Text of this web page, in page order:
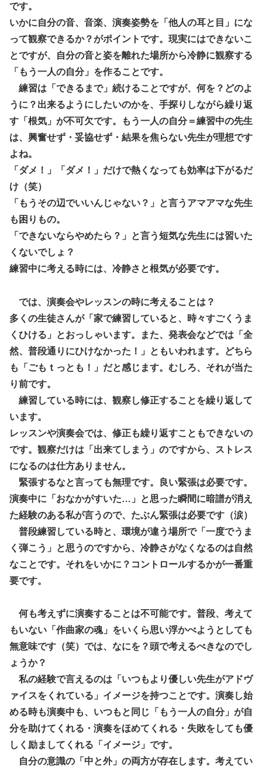
です。
いかに自分の音、音楽、演奏姿勢を「他人の耳と目」にな
って観察できるか？がポイントです。現実にはできないこ
とですが、自分の音と姿を離れた場所から冷静に観察する
「もう一人の自分」を作ることです。
練習は「できるまで」続けることですが、何を？どのよ
うに？出来るようにしたいのかを、手探りしながら繰り返
す「根気」が不可欠です。もう一人の自分＝練習中の先生
は、興奮せず・妥協せず・結果を焦らない先生が理想です
よね。
「ダメ！」「ダメ！」だけで熱くなっても効率は下がるだ
け（笑）
「もうその辺でいいんじゃない？」と言うアマアマな先生
も困りもの。
「できないならやめたら？」と言う短気な先生には習いた
くないでしょ？
練習中に考える時には、冷静さと根気が必要です。
では、演奏会やレッスンの時に考えることは？
多くの生徒さんが「家で練習していると、時々すごくうま
くひける」とおっしゃいます。また、発表会などでは「全
然、普段通りにひけなかった！」ともいわれます。どちら
も「ごもｔっとも！」だと感じます。むしろ、それが当た
り前です。
練習している時には、観察し修正することを繰り返して
います。
レッスンや演奏会では、修正も繰り返すこともできないの
です。観察だけは「出来てしまう」のですから、ストレス
になるのは仕方ありません。
緊張するなと言っても無理です。良い緊張は必要です。
演奏中に「おなかがすいた…」と思った瞬間に暗譜が消え
た経験のある私が言うので、たぶん緊張は必要です（涙）
普段練習している時と、環境が違う場所で「一度でうま
く弾こう」と思うのですから、冷静さがなくなるのは自然
なことです。それをいかに？コントロールするかが一番重
要です。
何も考えずに演奏することは不可能です。普段、考えて
もいない「作曲家の魂」をいくら思い浮かべようとしても
無意味です（笑）では、なにを？頭で考えるべきなのでし
ょうか？
私の経験で言えるのは「いつもより優しい先生がアドヴ
ァイスをくれている」イメージを持つことです。演奏し始
める時も演奏中も、いつもと同じ「もう一人の自分」が自
分を助けてくれる・演奏をほめてくれる・失敗をしても優
しく励ましてくれる「イメージ」です。
自分の意識の「中と外」の両方が存在します。考えてい